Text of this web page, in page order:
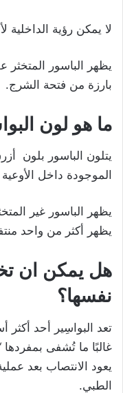
لا يمكن رؤية الداخلية
يظهر الباسور
بارزة من فتحة الشرج.
ما هو لون
يتلون الباسور بلون
الموجودة داخل
يظهر الباسور غير
يظهر أكثر من واحد
هل يمكن ان
نفسها؟
تعد البواسِير أحد
غالبًا ما تُشفى بمفردها
يعود الانتصاب بعد
الطبي.